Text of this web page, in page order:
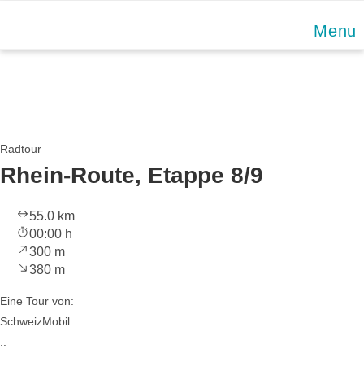
content
Menu
Radtour
Rhein-Route, Etappe 8/9
55.0 km
00:00 h
300 m
380 m
Eine Tour von:
SchweizMobil